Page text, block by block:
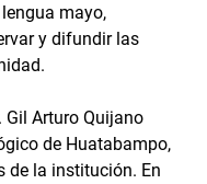
mayo,
y difundir las
Gil Arturo Quijano
de Huatabampo,
de la institución. En